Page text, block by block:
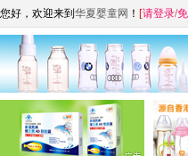
您好，欢迎来到 华夏婴童网 ！ [请登录/